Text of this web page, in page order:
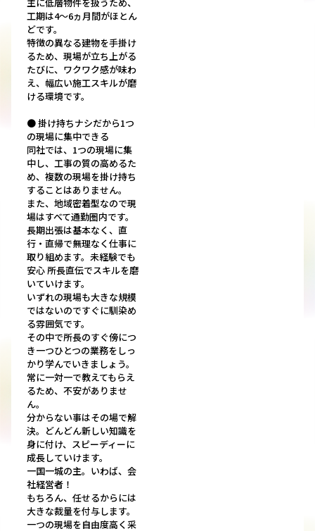
工期は4〜6ヵ月間がほとん
どです。
特徴の異なる建物を手掛け
るため、現場が立ち上がる
たびに、ワクワク感が味わ
え、幅広い施工スキルが磨
ける環境です。
● 掛け持ちナシだから1つ
の現場に集中できる
同社では、1つの現場に集
中し、工事の質の高めるた
め、複数の現場を掛け持ち
することはありません。
また、地域密着型なので現
場はすべて通勤圏内です。
長期出張は基本なく、直
行・直帰で無理なく仕事に
取り組めます。未経験でも
安心 所長直伝でスキルを磨
いていけます。
いずれの現場も大きな規模
ではないのですぐに馴染め
る雰囲気です。
その中で所長のすぐ傍につ
き一つひとつの業務をしっ
かり学んでいきましょう。
常に一対一で教えてもらえ
るため、不安がありませ
ん。
分からない事はその場で解
決。どんどん新しい知識を
身に付け、スピーディーに
成長していけます。
一国一城の主。いわば、会
社経営者！
もちろん、任せるからには
大きな裁量を付与します。
一つの現場を自由度高く采